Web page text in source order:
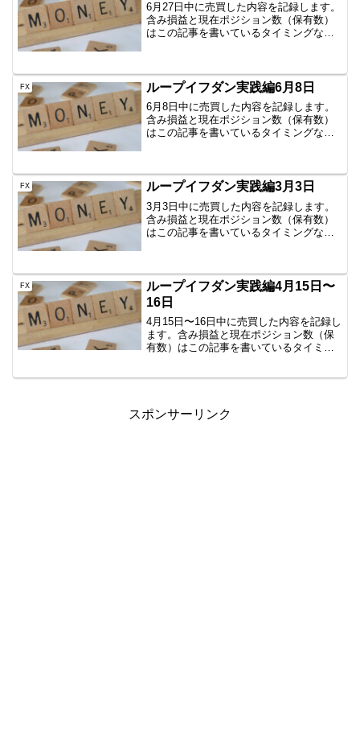
6月27日中に売買した内容を記録します。
含み損益と現在ポジション数（保有数）
はこの記事を書いているタイミングなの
すので、公開です。AUD/JPY B40
1000通貨新...
FX ループイフダン実践編6月8日
6月8日中に売買した内容を記録します。
含み損益と現在ポジション数（保有数）
はこの記事を書いているタイミングなの
すので、公開です。AUD/JPY B40
1000通貨新規...
FX ループイフダン実践編3月3日
3月3日中に売買した内容を記録します。
含み損益と現在ポジション数（保有数）
はこの記事を書いているタイミングなの
1000通貨新規...
FX
ループイフダン実践編4月15日〜
16日
4月15日〜16日中に売買した内容を記録し
ます。含み損益と現在ポジション数（保
有数）はこの記事を書いているタイミン
スポンサーリンク